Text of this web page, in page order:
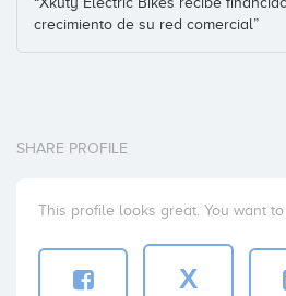
crecimiento de su red comercial”
SHARE PROFILE
This profile looks great. You want
X